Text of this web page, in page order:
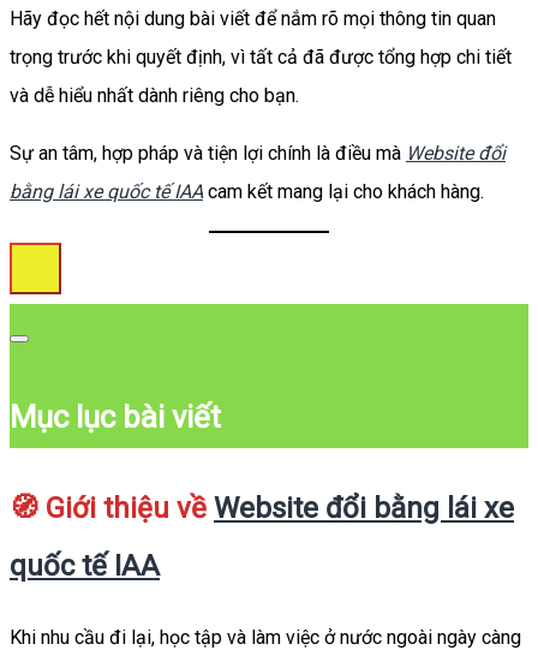
Hãy đọc hết nội dung bài viết để nắm rõ mọi thông tin quan
trọng trước khi quyết định, vì tất cả đã được tổng hợp chi tiết
và dễ hiểu nhất dành riêng cho bạn.
Sự an tâm, hợp pháp và tiện lợi chính là điều mà Website đổi
bằng lái xe quốc tế IAA cam kết mang lại cho khách hàng.
Mục lục bài viết
🧭 Giới thiệu về Website đổi bằng lái xe
quốc tế IAA
Khi nhu cầu đi lại, học tập và làm việc ở nước ngoài ngày càng